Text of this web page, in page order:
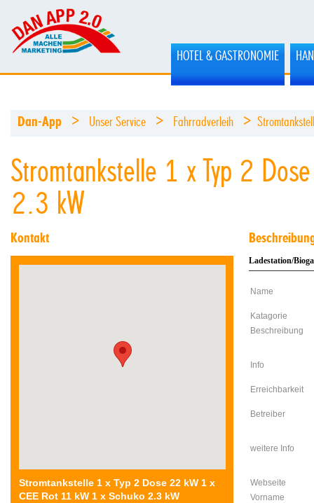
HOTEL & GASTRONOMIE
Dan-App > Unser Service > Fahrradverleih >
Stromtankstelle 1 x Typ 2
2.3 kW
Kontakt
Stromtankstelle 1 x Typ 2 Dose 22 kW 1 x
CEE Rot 11 kW 1 x Schuko 2.3 kW
Ladestation/
Name
Katagorie
Beschreibung
Info
Erreichbarkeit
Betreiber
weitere Info
Webseite
Vorname